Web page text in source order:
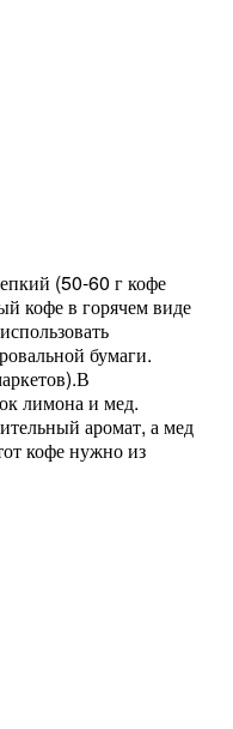
(50-60 г кофе
кофе в горячем виде
бумаги.
лимона и мед.
аромат, а мед
кофе нужно из